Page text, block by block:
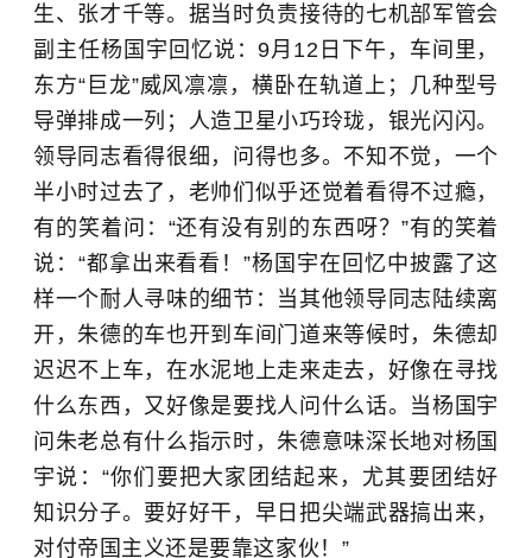
生、张才千等。据当时负责接待的七机部军管会
副主任杨国宇回忆说：9月12日下午，车间里，
东方“巨龙”威风凛凛，横卧在轨道上；几种型号
导弹排成一列；人造卫星小巧玲珑，银光闪闪。
领导同志看得很细，问得也多。不知不觉，一个
半小时过去了，老帅们似乎还觉着看得不过瘾，
有的笑着问：“还有没有别的东西呀？”有的笑着
说：“都拿出来看看！”杨国宇在回忆中披露了这
样一个耐人寻味的细节：当其他领导同志陆续离
开，朱德的车也开到车间门道来等候时，朱德却
迟迟不上车，在水泥地上走来走去，好像在寻找
什么东西，又好像是要找人问什么话。当杨国宇
问朱老总有什么指示时，朱德意味深长地对杨国
宇说：“你们要把大家团结起来，尤其要团结好
知识分子。要好好干，早日把尖端武器搞出来，
对付帝国主义还是要靠这家伙！”